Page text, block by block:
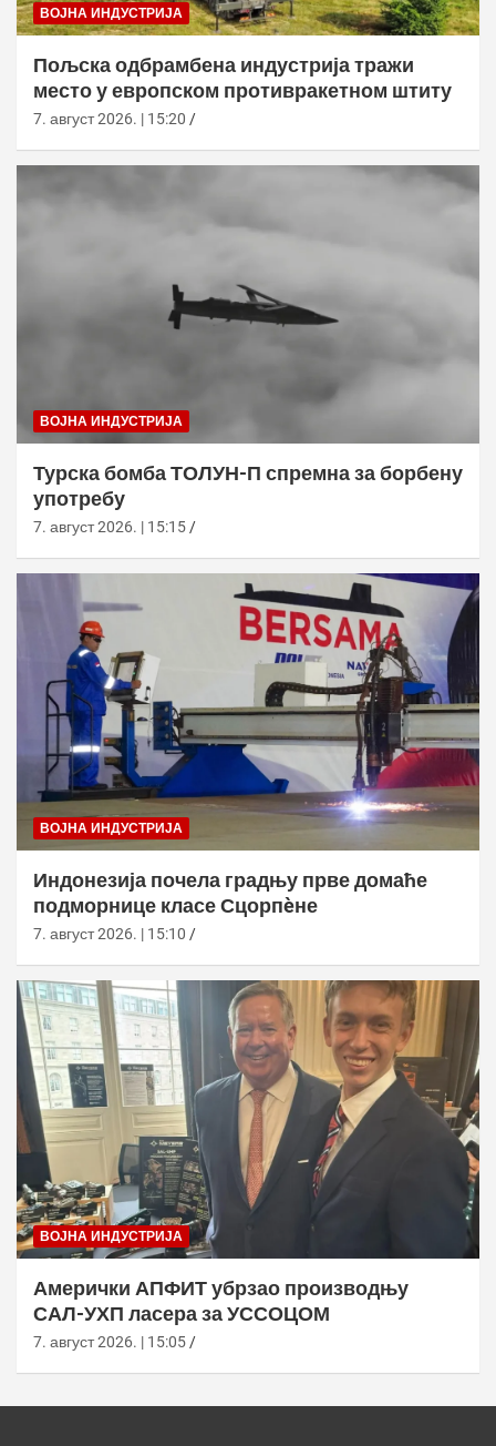
ВОЈНА ИНДУСТРИЈА
Пољска одбрамбена индустрија тражи
место у европском противракетном штиту
7. август 2026. | 15:20
ВОЈНА ИНДУСТРИЈА
Турска бомба ТОЛУН-П спремна за борбену
употребу
7. август 2026. | 15:15
ВОЈНА ИНДУСТРИЈА
Индонезија почела градњу прве домаће
подморнице класе Сцорпèне
7. август 2026. | 15:10
ВОЈНА ИНДУСТРИЈА
Амерички АПФИТ убрзао производњу
САЛ-УХП ласера за УССОЦОМ
7. август 2026. | 15:05